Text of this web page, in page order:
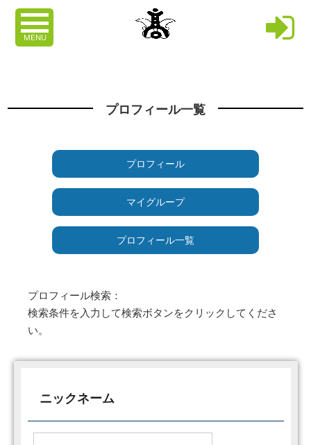
MENU
プロフィール一覧
プロフィール
マイグループ
プロフィール一覧
プロフィール検索：
検索条件を入力して検索ボタンをクリックしてくださ
い。
ニックネーム